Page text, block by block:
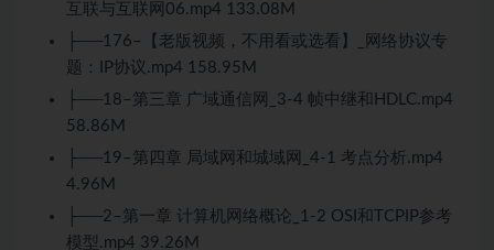
互联与互联网06.mp4 133.08M
├──176–【老版视频，不用看或选看】_网络协议专
题：IP协议.mp4 158.95M
├──18–第三章 广域通信网_3-4 帧中继和HDLC.mp4
58.86M
├──19–第四章 局域网和城域网_4-1 考点分析.mp4
4.96M
├──2–第一章 计算机网络概论_1-2 OSI和TCPIP参考
模型.mp4 39.26M